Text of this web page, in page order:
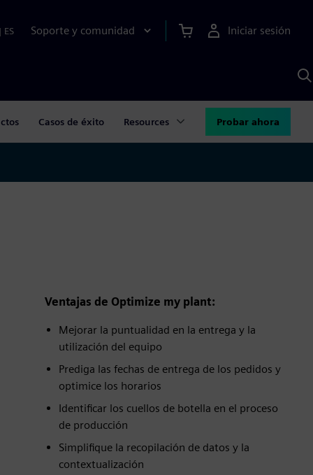
| ES Soporte y comunidad Iniciar sesión
Casos de éxito Resources Probar ahora
Ventajas de Optimize my plant:
Mejorar la puntualidad en la entrega y la
utilización del equipo
Prediga las fechas de entrega de los pedidos y
optimice los horarios
Identificar los cuellos de botella en el proceso
de producción
Simplifique la recopilación de datos y la
contextualización